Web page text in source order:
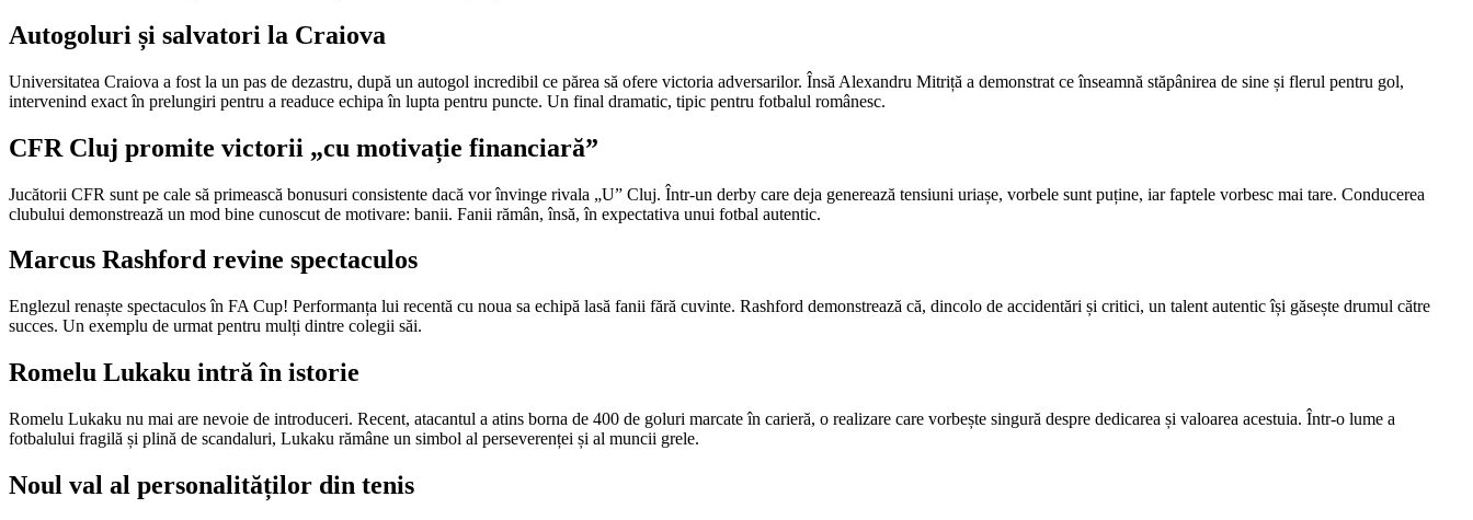
Autogoluri și salvatori la Craiova
Universitatea Craiova a fost la un pas de dezastru, după un autogol incredibil ce părea să ofere victoria adversarilor. Însă Alexandru Mitriță a demonstrat ce înseamnă stăpânirea de sine și flerul pentru gol,
intervenind exact în prelungiri pentru a readuce echipa în lupta pentru puncte. Un final dramatic, tipic pentru fotbalul românesc.
CFR Cluj promite victorii „cu motivație financiară”
Jucătorii CFR sunt pe cale să primească bonusuri consistente dacă vor învinge rivala „U” Cluj. Într-un derby care deja generează tensiuni uriașe, vorbele sunt puține, iar faptele vorbesc mai tare. Conducerea
clubului demonstrează un mod bine cunoscut de motivare: banii. Fanii rămân, însă, în expectativa unui fotbal autentic.
Marcus Rashford revine spectaculos
Englezul renaște spectaculos în FA Cup! Performanța lui recentă cu noua sa echipă lasă fanii fără cuvinte. Rashford demonstrează că, dincolo de accidentări și critici, un talent autentic își găsește drumul către
succes. Un exemplu de urmat pentru mulți dintre colegii săi.
Romelu Lukaku intră în istorie
Romelu Lukaku nu mai are nevoie de introduceri. Recent, atacantul a atins borna de 400 de goluri marcate în carieră, o realizare care vorbește singură despre dedicarea și valoarea acestuia. Într-o lume a
fotbalului fragilă și plină de scandaluri, Lukaku rămâne un simbol al perseverenței și al muncii grele.
Noul val al personalităților din tenis